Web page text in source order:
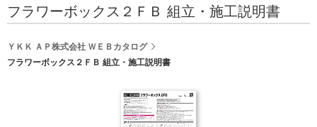
フラワーボックス２ＦＢ 組立・施工説明書
ＹＫＫ ＡＰ株式会社 ＷＥＢカタログ
フラワーボックス２ＦＢ 組立・施工説明書